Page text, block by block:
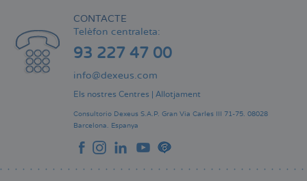
CONTACTE
Telèfon centraleta:
93 227 47 00
info@dexeus.com
Els nostres Centres | Allotjament
Consultorio Dexeus S.A.P. Gran Via Carles III 71-75. 08028
Barcelona. Espanya